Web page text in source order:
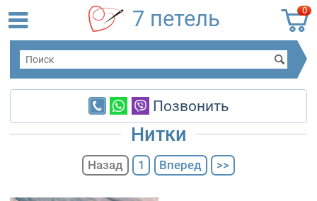
0
7 петель
Позвонить
Нитки
Назад 1 Вперед >>